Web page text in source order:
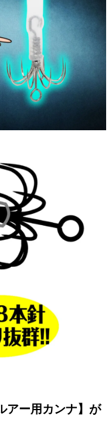
アー用カンナ】が